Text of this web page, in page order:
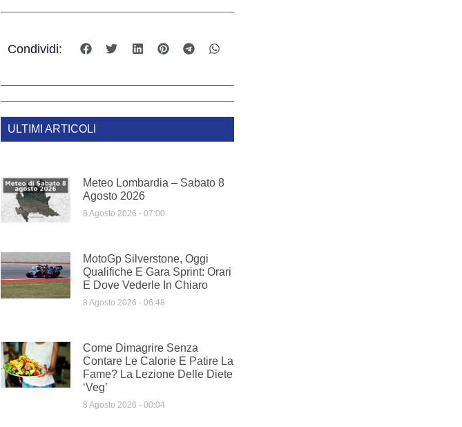
Condividi:
ULTIMI ARTICOLI
Meteo Lombardia – Sabato 8
Agosto 2026
8 Agosto 2026 07:00
MotoGp Silverstone, Oggi
Qualifiche E Gara Sprint: Orari
E Dove Vederle In Chiaro
8 Agosto 2026 06:48
Come Dimagrire Senza
Contare Le Calorie E Patire La
Fame? La Lezione Delle Diete
‘veg’
8 Agosto 2026 00:04